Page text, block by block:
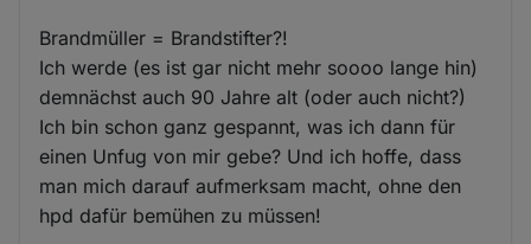
Brandmüller = Brandstifter?!
Ich werde (es ist gar nicht mehr soooo lange hin)
demnächst auch 90 Jahre alt (oder auch nicht?)
Ich bin schon ganz gespannt, was ich dann für
einen Unfug von mir gebe? Und ich hoffe, dass
man mich darauf aufmerksam macht, ohne den
hpd dafür bemühen zu müssen!